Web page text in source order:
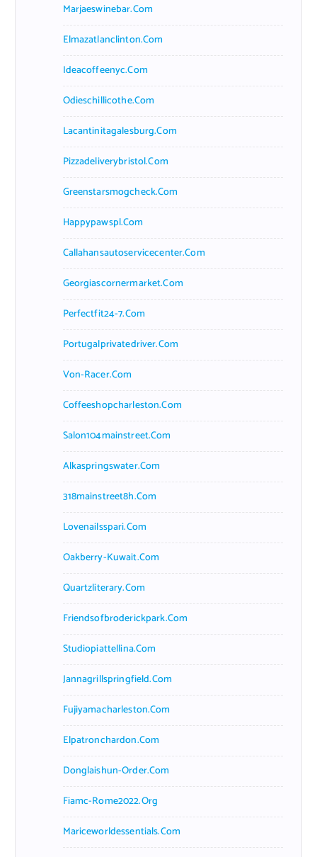
Marjaeswinebar.com
Elmazatlanclinton.com
Ideacoffeenyc.com
Odieschillicothe.com
Lacantinitagalesburg.com
Pizzadeliverybristol.com
Greenstarsmogcheck.com
Happypawspl.com
Callahansautoservicecenter.com
Georgiascornermarket.com
Perfectfit24-7.com
Portugalprivatedriver.com
Von-Racer.com
Coffeeshopcharleston.com
Salon104mainstreet.com
Alkaspringswater.com
318mainstreet8h.com
Lovenailsspari.com
Oakberry-Kuwait.com
Quartzliterary.com
Friendsofbroderickpark.com
Studiopiattellina.com
Jannagrillspringfield.com
Fujiyamacharleston.com
Elpatronchardon.com
Donglaishun-Order.com
Fiamc-Rome2022.org
Mariceworldessentials.com